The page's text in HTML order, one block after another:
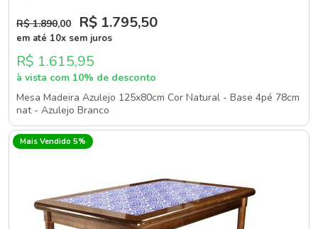
R$ 1.890,00 R$ 1.795,50
em até 10x sem juros
R$ 1.615,95
à vista com 10% de desconto
Mesa Madeira Azulejo 125x80cm Cor Natural - Base 4pé 78cm
nat - Azulejo Branco
Mais Vendido 5%